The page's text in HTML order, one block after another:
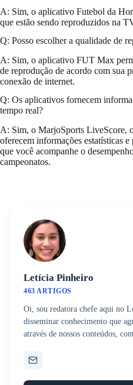
A: Sim, o aplicativo Futebol da
que estão sendo reproduzidos na
Q: Posso escolher a qualidade de
A: Sim, o aplicativo FUT Max
de reprodução de acordo com sua
conexão de internet.
Q: Os aplicativos fornecem
tempo real?
A: Sim, o MarjoSports LiveScore,
oferecem informações estatísticas
que você acompanhe o
campeonatos.
Letícia Pinheiro
463 ARTIGOS
Oi, sou redatora chefe aqui no
disseminar conhecimento que
através de nossos conteúdos,